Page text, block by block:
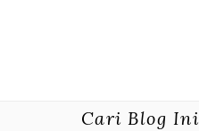
Cari Blog Ini